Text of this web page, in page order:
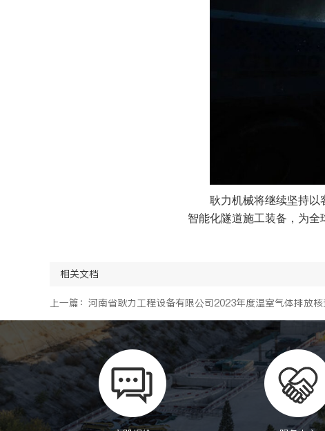
耿力机械将继续坚持以
智能化隧道施工装备，为全
相关文档
上一篇：河南省耿力工程设备有限公司2023年度温室气体排放